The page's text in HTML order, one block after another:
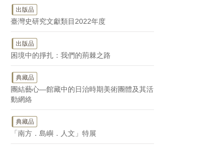
出版品
臺灣史研究文獻類目2022年度
出版品
困境中的掙扎：我們的荊棘之路
典藏品
團結藝心—館藏中的日治時期美術團體及其活
動網絡
典藏品
「南方．島嶼．人文」特展